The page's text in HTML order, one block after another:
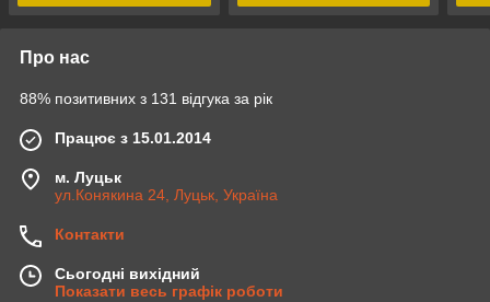
Про нас
88% позитивних з 131 відгука за рік
Працює з 15.01.2014
м. Луцьк
ул.Конякина 24, Луцьк, Україна
Контакти
Сьогодні вихідний
Показати весь графік роботи